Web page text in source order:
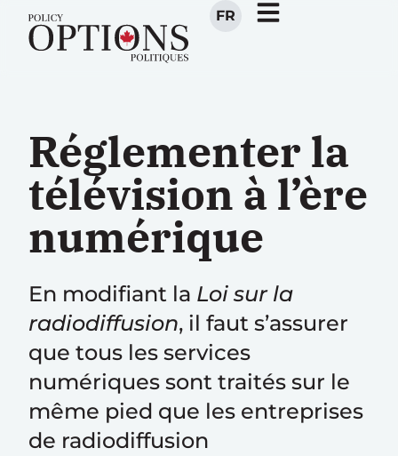
FR
Réglementer la
télévision à l’ère
numérique
En modifiant la Loi sur la
radiodiffusion, il faut s’assurer
que tous les services
numériques sont traités sur le
même pied que les entreprises
de radiodiffusion